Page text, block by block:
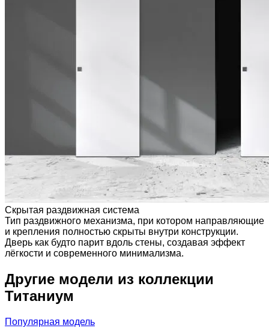
Скрытая раздвижная система
Тип раздвижного механизма, при котором направляющие
и крепления полностью скрыты внутри конструкции.
Дверь как будто парит вдоль стены, создавая эффект
лёгкости и современного минимализма.
Другие модели из коллекции
Титаниум
Популярная модель